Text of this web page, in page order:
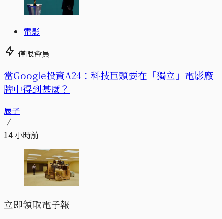
電影
僅限會員
當Google投資A24：科技巨頭要在「獨立」電影廠
牌中得到甚麼？
辰子
14 小時前
立即領取電子報